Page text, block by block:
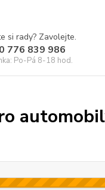
si rady? Zavolejte.
776 839 986
Po-Pá 8-18 hod.